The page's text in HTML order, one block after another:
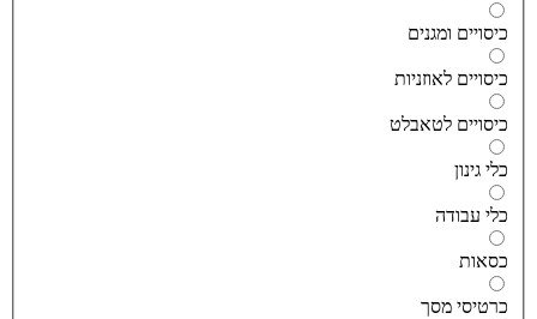
ומגנים
לאוזניות
לטאבלט
גינון
עבודה
מסך